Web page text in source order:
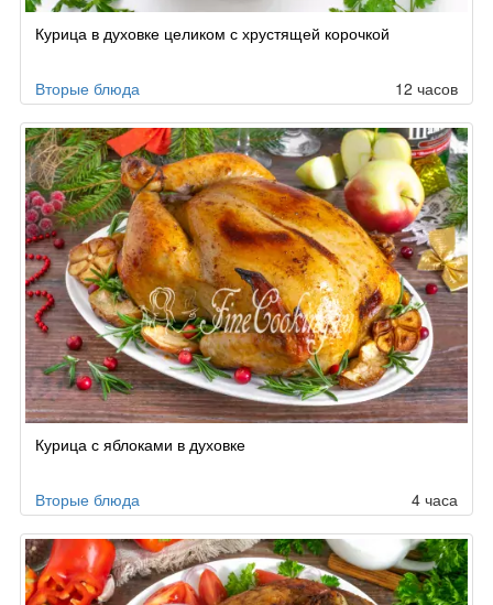
Курица в духовке целиком с хрустящей корочкой
Вторые блюда 12 часов
Курица с яблоками в духовке
Вторые блюда 4 часа